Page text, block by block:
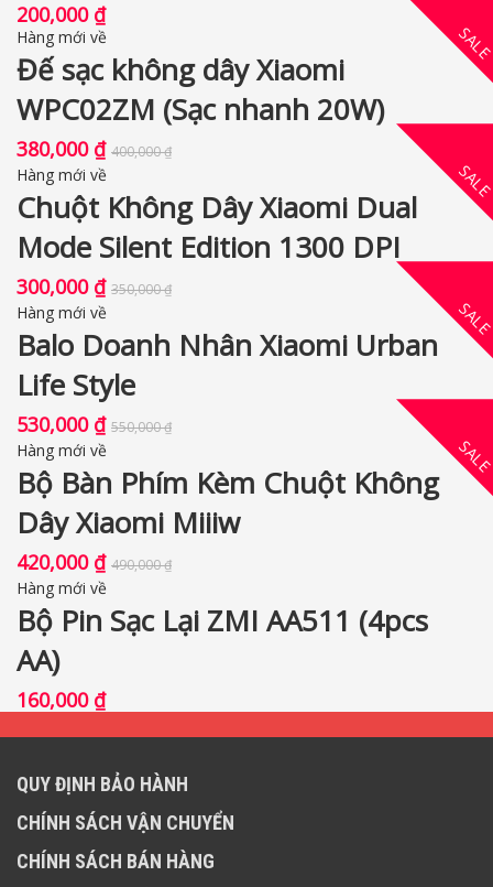
200,000 ₫
Hàng mới về
Đế sạc không dây Xiaomi
WPC02ZM (Sạc nhanh 20W)
380,000 ₫ 400,000₫
Hàng mới về
Chuột Không Dây Xiaomi Dual
Mode Silent Edition 1300 DPI
300,000 ₫ 350,000₫
Hàng mới về
Balo Doanh Nhân Xiaomi Urban
Life Style
530,000 ₫ 550,000₫
Hàng mới về
Bộ Bàn Phím Kèm Chuột Không
Dây Xiaomi Miiiw
420,000 ₫ 490,000₫
Hàng mới về
Bộ Pin Sạc Lại ZMI AA511 (4pcs
AA)
160,000 ₫
QUY ĐỊNH BẢO HÀNH
CHÍNH SÁCH VẬN CHUYỂN
CHÍNH SÁCH BÁN HÀNG